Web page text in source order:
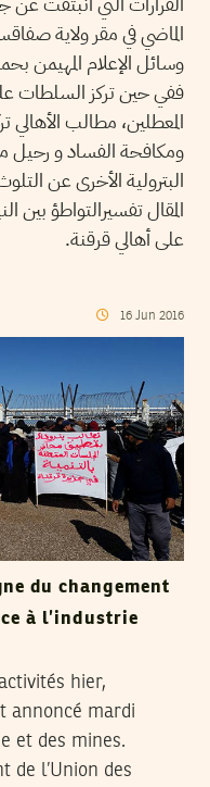
الماضي في مقر ولاية
وسائل الإعلام المهيمن
ففي حين تركز السلطات
المعطلين، مطالب
ومكافحة الفساد و رحيل
البترولية الأخرى عن
المقال تفسيرالتواطؤ بين
على أهالي قرقنة.
16 Jun 2016
du changement
à l’industrie
hier,
annoncé mardi
et des mines.
de l’Union des